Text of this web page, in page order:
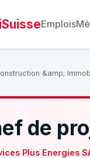
Emplois
&amp;
de
Plus Energies